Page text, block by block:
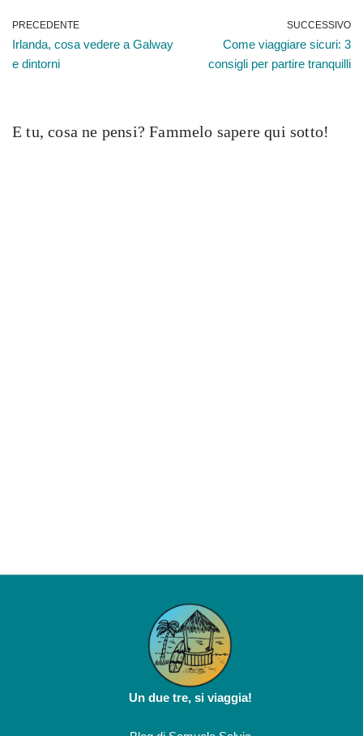
PRECEDENTE
Irlanda, cosa vedere a Galway
e dintorni
SUCCESSIVO
Come viaggiare sicuri: 3
consigli per partire tranquilli
E tu, cosa ne pensi? Fammelo sapere qui sotto!
Un due tre, si viaggia!